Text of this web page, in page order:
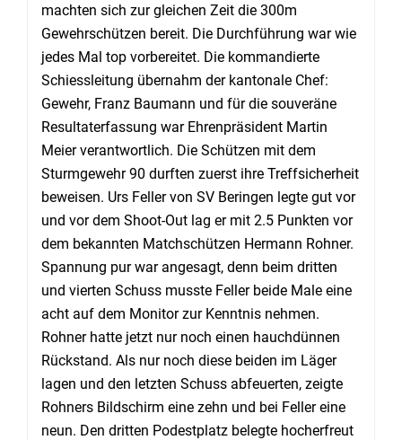
machten sich zur gleichen Zeit die 300m
Gewehrschützen bereit. Die Durchführung war wie
jedes Mal top vorbereitet. Die kommandierte
Schiessleitung übernahm der kantonale Chef:
Gewehr, Franz Baumann und für die souveräne
Resultaterfassung war Ehrenpräsident Martin
Meier verantwortlich. Die Schützen mit dem
Sturmgewehr 90 durften zuerst ihre Treffsicherheit
beweisen. Urs Feller von SV Beringen legte gut vor
und vor dem Shoot-Out lag er mit 2.5 Punkten vor
dem bekannten Matchschützen Hermann Rohner.
Spannung pur war angesagt, denn beim dritten
und vierten Schuss musste Feller beide Male eine
acht auf dem Monitor zur Kenntnis nehmen.
Rohner hatte jetzt nur noch einen hauchdünnen
Rückstand. Als nur noch diese beiden im Läger
lagen und den letzten Schuss abfeuerten, zeigte
Rohners Bildschirm eine zehn und bei Feller eine
neun. Den dritten Podestplatz belegte hocherfreut